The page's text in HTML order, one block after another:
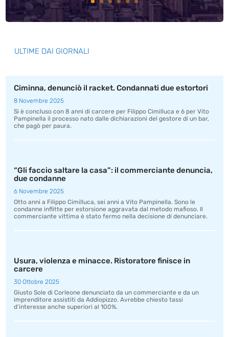
ULTIME DAI GIORNALI
Ciminna, denunciò il racket. Condannati due estortori
8 Novembre 2025
Si è concluso con 8 anni di carcere per Filippo Cimilluca e 6 per Vito
Pampinella il processo nato dalle dichiarazioni del gestore di un bar,
che pagò per paura.
“Gli faccio saltare la casa”: il commerciante denuncia,
due condanne
6 Novembre 2025
Otto anni a Filippo Cimilluca, sei anni a Vito Pampinella. Sono le
condanne inflitte per estorsione aggravata dal metodo mafioso. Il
commerciante vittima è stato fermo nella decisione di denunciare.
Usura, violenza e minacce. Ristoratore finisce in
carcere
30 Ottobre 2025
Giusto Sole di Corleone denunciato da un commerciante e da un
imprenditore assistiti da Addiopizzo. Avrebbe chiesto tassi
d’interesse anche superiori al 100%.